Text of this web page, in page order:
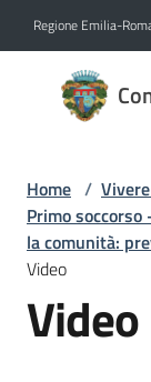
Regione Emilia-
Comune
di
Novità
Home /
Primo
la comunità:
Video
Video